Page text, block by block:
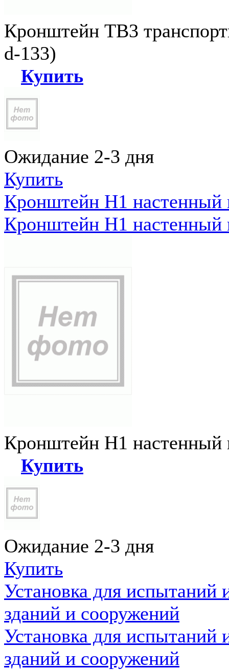
Кронштейн ТВ3
d-133)
Купить
Ожидание 2-3 дня
Купить
Кронштейн Н1
Кронштейн Н1
Кронштейн Н1
Купить
Ожидание 2-3 дня
Купить
Установка для испытаний
зданий и сооружений
Установка для испытаний
зданий и сооружений